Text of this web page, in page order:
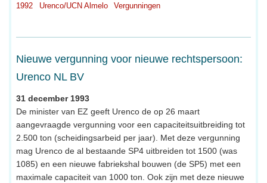
1992
Urenco/UCN Almelo Vergunningen
Nieuwe vergunning voor nieuwe rechtspersoon:
Urenco NL BV
31 december 1993
De minister van EZ geeft Urenco de op 26 maart
aangevraagde vergunning voor een capaciteitsuitbreiding tot
2.500 ton (scheidingsarbeid per jaar). Met deze vergunning
mag Urenco de al bestaande SP4 uitbreiden tot 1500 (was
1085) en een nieuwe fabriekshal bouwen (de SP5) met een
maximale capaciteit van 1000 ton. Ook zijn met deze nieuwe